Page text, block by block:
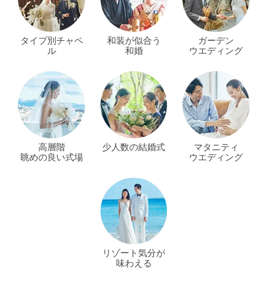
タイプ別チャペ
ル
和装が似合う
和婚
ガーデン
ウエディング
高層階
眺めの良い式場
少人数の結婚式
マタニティ
ウエディング
リゾート気分が
味わえる